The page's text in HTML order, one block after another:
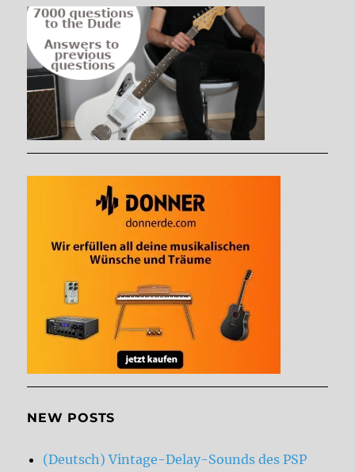
NEW POSTS
(Deutsch) Vintage-Delay-Sounds des PSP